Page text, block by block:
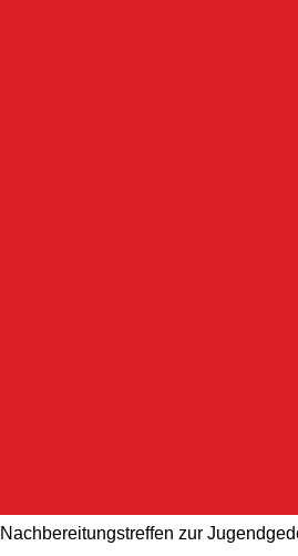
Nachbereitungstreffen zur